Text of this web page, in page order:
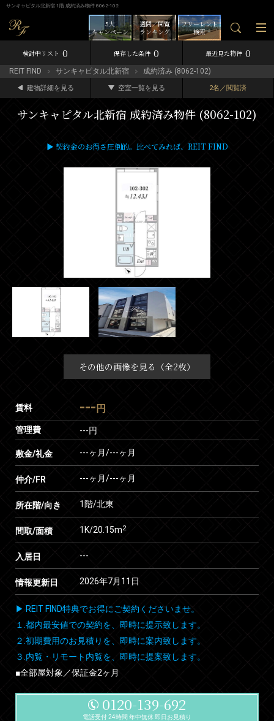
サンキャピタル北新宿 1階 成約済み物件 8062-102
フリーレント
検索
週間／閲覧
ランキング
5大
キャンペーン
検討中リスト 0 保存した条件 0 最近見た物件 0
REIT FIND サンキャピタル北新宿 成約済み (8062-102)
建物詳細を見る 空室一覧を見る 2名／閲覧済
サンキャピタル北新宿 成約済み物件 (8062-102)
▶ 契約金のお得さ圧倒的。比べてみれば、REIT FIND
その他の画像を見る（全2枚）
賃料 --- 円
管理費 ---円
敷金/礼金 ---ヶ月/---ヶ月
仲介/FR ---ヶ月/---ヶ月
所在階/向き 1階/北東
間取/面積 1K/20.15m2
入居日 ---
情報更新日 2026年7月11日
▶ REIT FIND特典でお得にご契約くださいませ。
１.都内最安値での契約を、即時に提示致します。
２.初期費用のお見積りを、即時に案内致します。
３.内覧・リモート内覧を、即時に提案致します。
■全部屋対象／保証金2ヶ月
0120-139-692
電話受付 24時間 年中無休 即日お見積り